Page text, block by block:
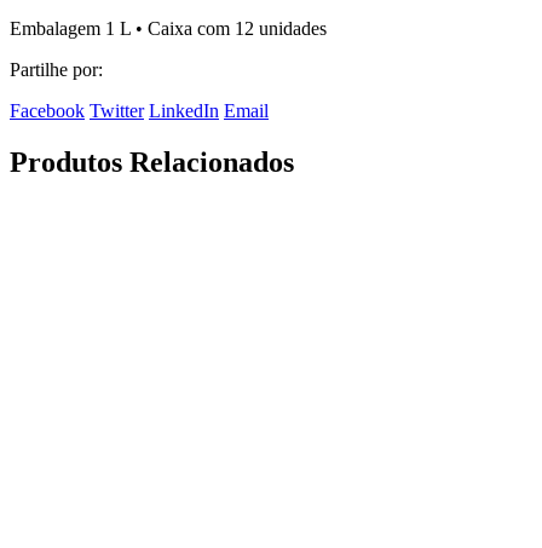
Embalagem 1 L • Caixa com 12 unidades
Partilhe por:
Facebook Twitter LinkedIn Email
Produtos Relacionados